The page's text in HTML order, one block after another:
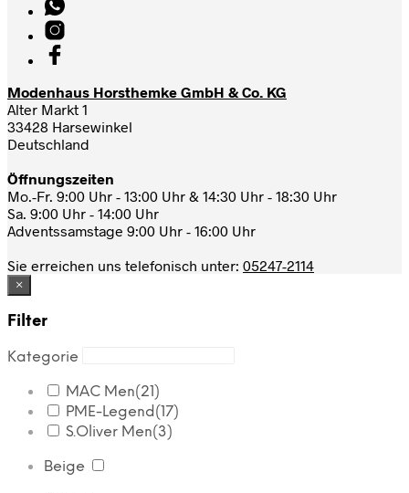
Modenhaus Horsthemke GmbH & Co. KG
Alter Markt 1
33428 Harsewinkel
Deutschland
Öffnungszeiten
Mo.-Fr. 9:00 Uhr - 13:00 Uhr & 14:30 Uhr - 18:30 Uhr
Sa. 9:00 Uhr - 14:00 Uhr
Adventssamstage 9:00 Uhr - 16:00 Uhr
Sie erreichen uns telefonisch unter: 05247-2114
×
Filter
Kategorie
MAC Men(21)
PME-Legend (17)
S.Oliver Men(3)
Beige